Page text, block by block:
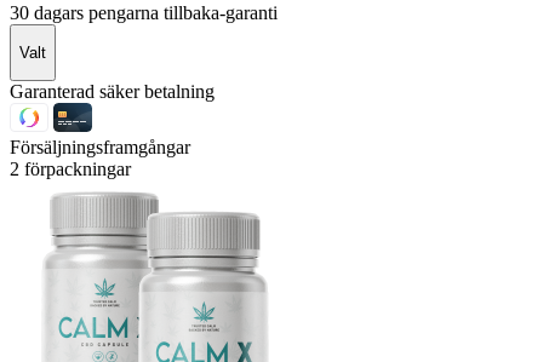
30 dagars pengarna tillbaka-garanti
Valt
Garanterad säker betalning
Försäljningsframgångar
2 förpackningar